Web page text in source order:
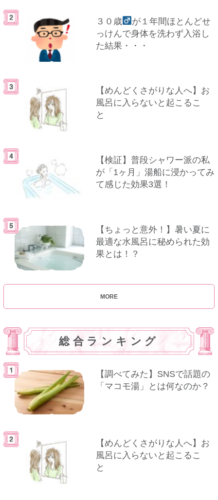
３０歳
が１年間ほとんどせ
っけんで身体を洗わず入浴し
た結果・・・
【めんどくさがりな人へ】お
風呂に入らないと起こるこ
と
【検証】普段シャワー派の私
が「1ヶ月」湯船に浸かってみ
て感じた効果3選！
【ちょっと意外！】暑い夏に
最適な水風呂に秘められた効
果とは！？
MORE
総合ランキング
【調べてみた】SNSで話題の
「マコモ湯」とは何なのか？
【めんどくさがりな人へ】お
風呂に入らないと起こるこ
と